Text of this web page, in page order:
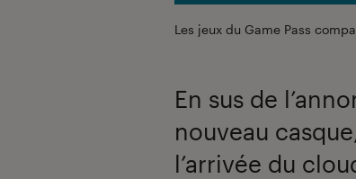
Les jeux du Game Pass
En sus de
nouveau
l’arrivée du